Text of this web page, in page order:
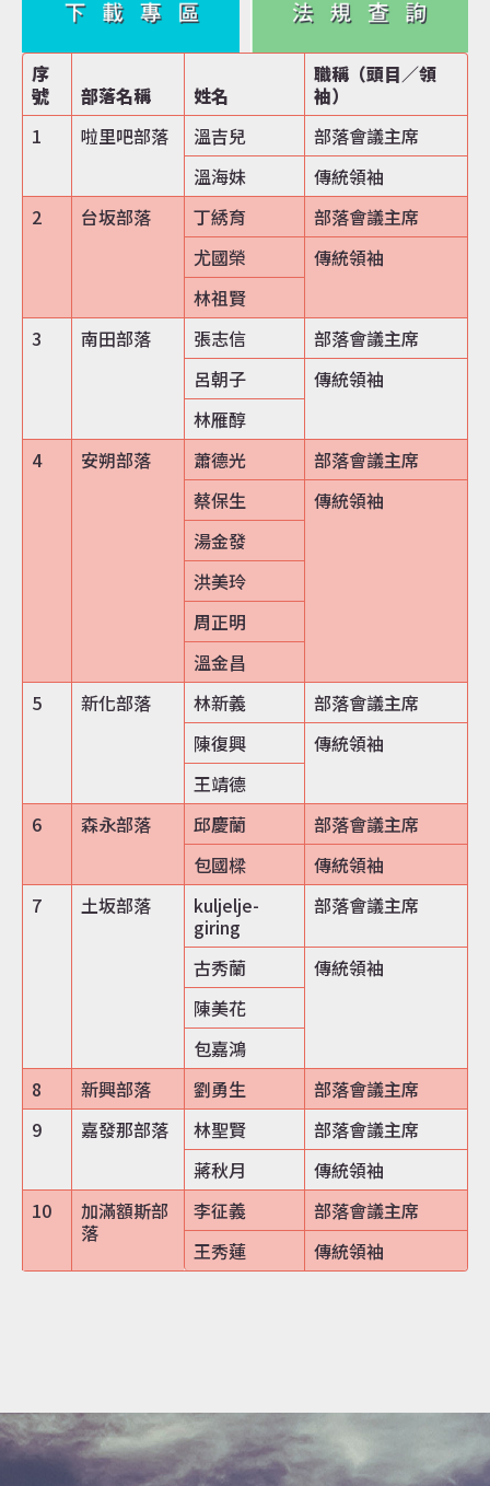
序
號
部落名稱 姓名
職稱（頭目／領
袖）
1
啦里吧部落 溫吉兒
部落會議主席
溫海妹
傳統領袖
2
台坂部落 丁綉育
部落會議主席
尤國榮
傳統領袖
林祖賢
3
南田部落 張志信
部落會議主席
呂朝子
傳統領袖
林雁醇
4
安朔部落 蕭德光
部落會議主席
蔡保生
傳統領袖
湯金發
洪美玲
周正明
溫金昌
5
新化部落 林新義
部落會議主席
陳復興
傳統領袖
王靖德
6
森永部落 邱慶蘭
部落會議主席
包國樑
傳統領袖
7
土坂部落
kuljelje-
giring
部落會議主席
古秀蘭
傳統領袖
陳美花
包嘉鴻
8
新興部落 劉勇生
部落會議主席
9
嘉發那部落 林聖賢
部落會議主席
蔣秋月
傳統領袖
10
加滿額斯部
落
李征義
部落會議主席
王秀蓮
傳統領袖